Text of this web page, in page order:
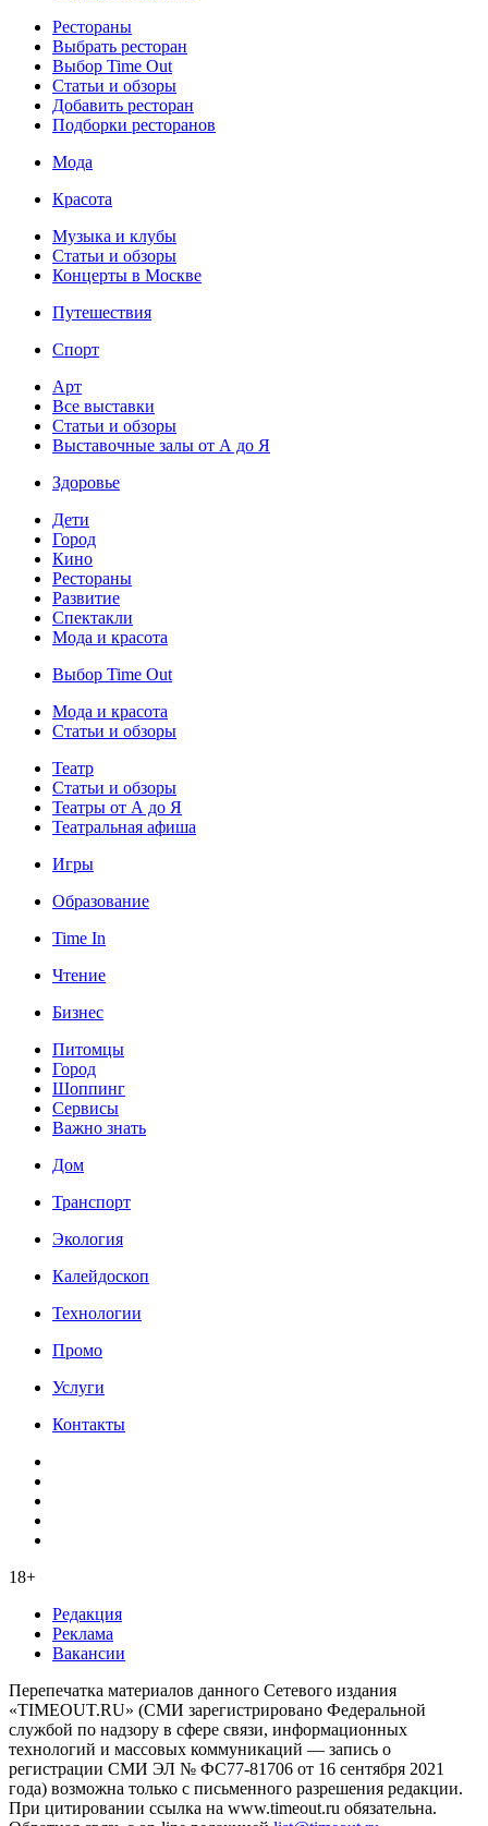
Рестораны
Выбрать ресторан
Выбор Time Out
Статьи и обзоры
Добавить ресторан
Подборки ресторанов
Мода
Красота
Музыка и клубы
Статьи и обзоры
Концерты в Москве
Путешествия
Спорт
Арт
Все выставки
Статьи и обзоры
Выставочные залы от А до Я
Здоровье
Дети
Город
Кино
Рестораны
Развитие
Спектакли
Мода и красота
Выбор Time Out
Мода и красота
Статьи и обзоры
Театр
Статьи и обзоры
Театры от А до Я
Театральная афиша
Игры
Образование
Time In
Чтение
Бизнес
Питомцы
Город
Шоппинг
Сервисы
Важно знать
Дом
Транспорт
Экология
Калейдоскоп
Технологии
Промо
Услуги
Контакты
18+
Редакция
Реклама
Вакансии
Перепечатка материалов данного Сетевого издания
«TIMEOUT.RU» (СМИ зарегистрировано Федеральной
службой по надзору в сфере связи, информационных
технологий и массовых коммуникаций — запись о
регистрации СМИ ЭЛ № ФС77-81706 от 16 сентября 2021
года) возможна только с письменного разрешения редакции.
При цитировании ссылка на www.timeout.ru обязательна.